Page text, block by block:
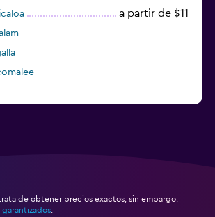
a partir de $11
de obtener precios exactos, sin embargo,
garantizados